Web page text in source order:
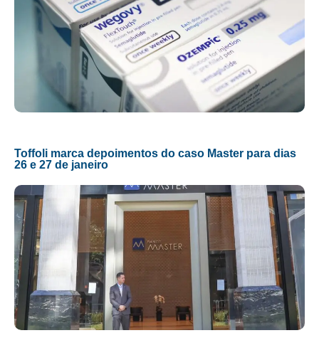
Toffoli marca depoimentos do caso Master para dias
26 e 27 de janeiro